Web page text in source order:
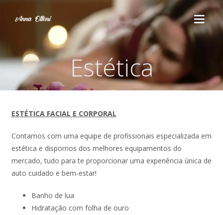
HOME
Cortes
Penteado
Químicas
QUEM SOMOS
CURSOS
Massoterapia
Estética
ESTÉTICA FACIAL E CORPORAL
Contamos com uma equipe de profissionais especializada em
estética e dispomos dos melhores equipamentos do
mercado, tudo para te proporcionar uma experiência única de
auto cuidado e bem-estar!
Banho de lua
Hidratação com folha de ouro